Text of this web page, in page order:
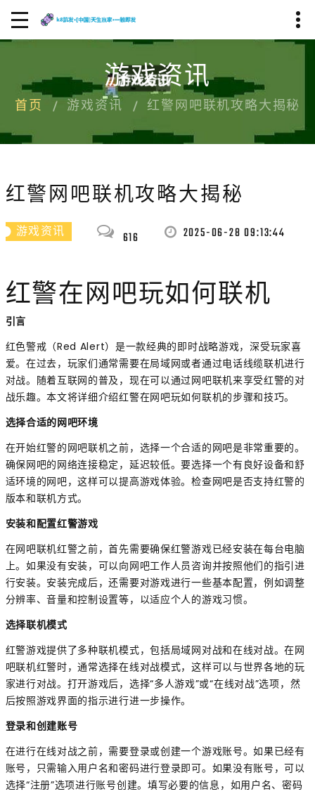
游戏资讯
首页 游戏资讯 红警网吧联机攻略大揭秘
红警网吧联机攻略大揭秘
游戏资讯 616 2025-06-28 09:13:44
红警在网吧玩如何联机
引言
红色警戒（Red Alert）是一款经典的即时战略游戏，深受玩家喜
爱。在过去，玩家们通常需要在局域网或者通过电话线缆联机进行
对战。随着互联网的普及，现在可以通过网吧联机来享受红警的对
战乐趣。本文将详细介绍红警在网吧玩如何联机的步骤和技巧。
选择合适的网吧环境
在开始红警的网吧联机之前，选择一个合适的网吧是非常重要的。
确保网吧的网络连接稳定，延迟较低。要选择一个有良好设备和舒
适环境的网吧，这样可以提高游戏体验。检查网吧是否支持红警的
版本和联机方式。
安装和配置红警游戏
在网吧联机红警之前，首先需要确保红警游戏已经安装在每台电脑
上。如果没有安装，可以向网吧工作人员咨询并按照他们的指引进
行安装。安装完成后，还需要对游戏进行一些基本配置，例如调整
分辨率、音量和控制设置等，以适应个人的游戏习惯。
选择联机模式
红警游戏提供了多种联机模式，包括局域网对战和在线对战。在网
吧联机红警时，通常选择在线对战模式，这样可以与世界各地的玩
家进行对战。打开游戏后，选择“多人游戏”或“在线对战”选项，然
后按照游戏界面的指示进行进一步操作。
登录和创建账号
在进行在线对战之前，需要登录或创建一个游戏账号。如果已经有
账号，只需输入用户名和密码进行登录即可。如果没有账号，可以
选择“注册”选项进行账号创建。填写必要的信息，如用户名、密码